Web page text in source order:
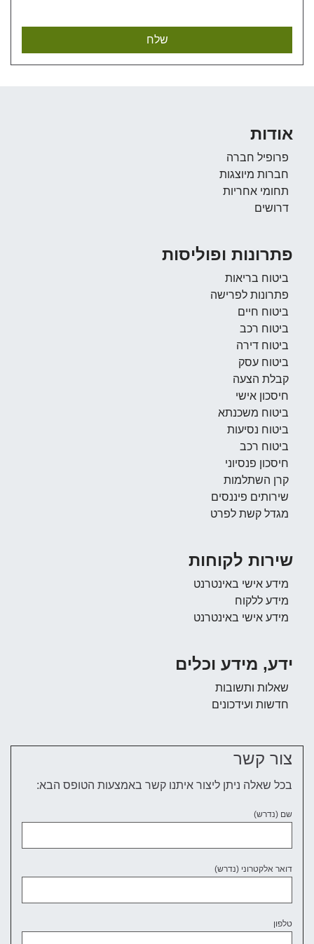
אודות
פרופיל חברה
חברות מיוצגות
תחומי אחריות
דרושים
פתרונות ופוליסות
ביטוח בריאות
פתרונות לפרישה
ביטוח חיים
ביטוח רכב
ביטוח דירה
ביטוח עסק
קבלת הצעה
חיסכון אישי
ביטוח משכנתא
ביטוח נסיעות
ביטוח רכב
חיסכון פנסיוני
קרן השתלמות
שירותים פיננסים
מגדל קשת לפרט
שירות לקוחות
מידע אישי באינטרנט
מידע ללקוח
מידע אישי באינטרנט
ידע, מידע וכלים
שאלות ותשובות
חדשות ועידכונים
צור קשר
בכל שאלה ניתן ליצור איתנו קשר באמצעות הטופס הבא:
שם (נדרש)
דואר אלקטרוני (נדרש)
טלפון